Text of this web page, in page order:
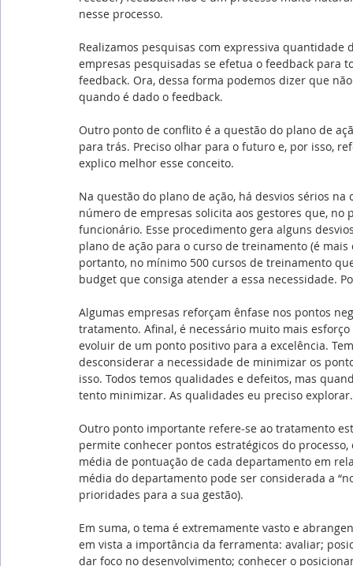
nesse processo.
Realizamos pesquisas com expressiva
empresas pesquisadas se efetua o feedback para
feedback. Ora, dessa forma podemos dizer que
quando é dado o feedback.
Outro ponto de conflito é a questão do plano de
para trás. Preciso olhar para o futuro e, por isso,
explico melhor esse conceito.
Na questão do plano de ação, há desvios sérios
número de empresas solicita aos gestores que,
funcionário. Esse procedimento gera alguns
plano de ação para o curso de treinamento (é
portanto, no mínimo 500 cursos de treinamento
budget que consiga atender a essa necessidade.
Algumas empresas reforçam ênfase nos pontos
tratamento. Afinal, é necessário muito mais
evoluir de um ponto positivo para a excelência.
desconsiderar a necessidade de minimizar os
isso. Todos temos qualidades e defeitos, mas
tento minimizar. As qualidades eu preciso
Outro ponto importante refere-se ao tratamento
permite conhecer pontos estratégicos do
média de pontuação de cada departamento em
média do departamento pode ser considerada a
prioridades para a sua gestão).
Em suma, o tema é extremamente vasto e
em vista a importância da ferramenta: avaliar;
dar foco no desenvolvimento; conhecer o